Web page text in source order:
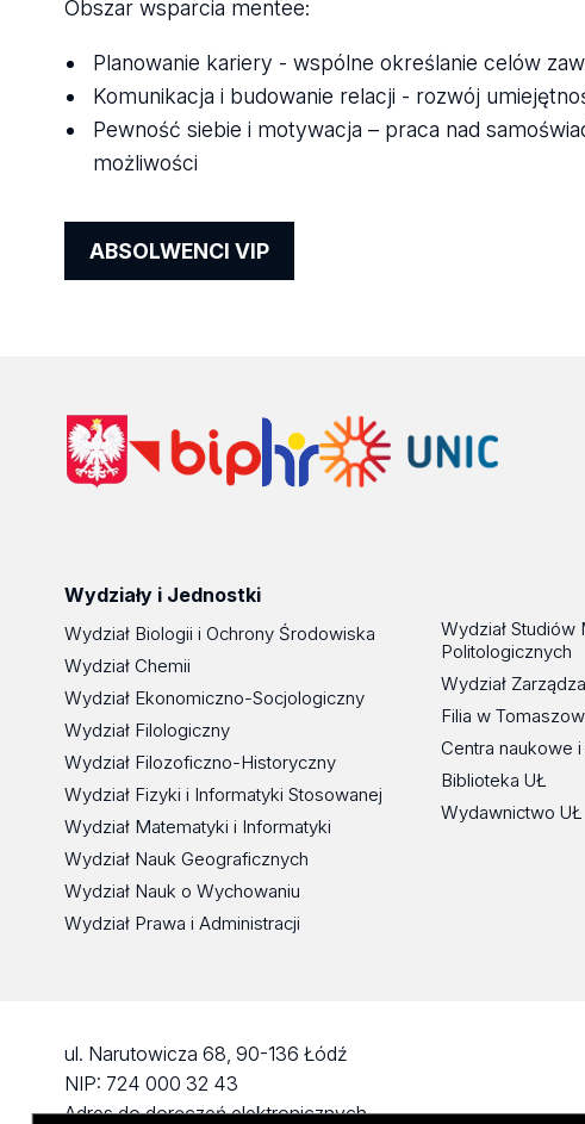
Obszar wsparcia mentee:
Planowanie kariery - wspólne określanie celów
Komunikacja i budowanie relacji - rozwój
Pewność siebie i motywacja – praca nad
możliwości
ABSOLWENCI VIP
Wydziały i Jednostki
Wydział Biologii i Ochrony Środowiska
Wydział Chemii
Wydział Ekonomiczno-Socjologiczny
Wydział Filologiczny
Wydział Filozoficzno-Historyczny
Wydział Fizyki i Informatyki Stosowanej
Wydział Matematyki i Informatyki
Wydział Nauk Geograficznych
Wydział Nauk o Wychowaniu
Wydział Prawa i Administracji
Wydział
Politologicznych
Wydział
Filia w
Centra naukowe
Biblioteka UŁ
Wydawnictwo UŁ
ul. Narutowicza 68, 90-136 Łódź
NIP: 724 000 32 43
Adres do doręczeń elektronicznych